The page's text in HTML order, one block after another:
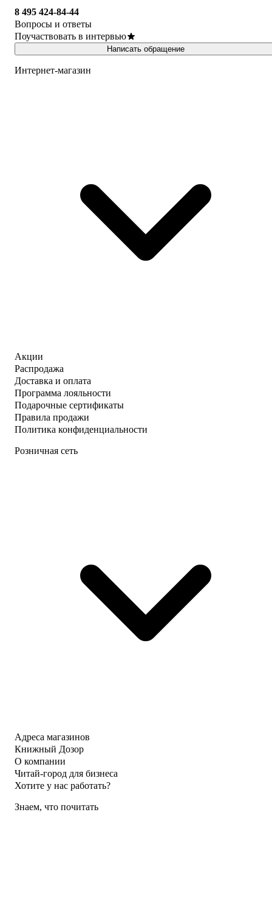
8 495 424-84-44
Вопросы и ответы
Поучаствовать в интервью
Написать обращение
Интернет-магазин
Акции
Распродажа
Доставка и оплата
Программа лояльности
Подарочные сертификаты
Правила продажи
Политика конфиденциальности
Розничная сеть
Адреса магазинов
Книжный Дозор
О компании
Читай-город для бизнеса
Хотите у нас работать?
Знаем, что почитать